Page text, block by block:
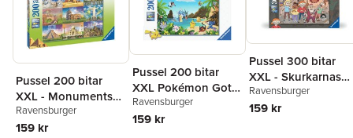
Pussel 200 bitar
XXL - Monuments
Of The World
Ravensburger
159 kr
Pussel 200 bitar
XXL Pokémon Gotta
Catch 'Em All
Ravensburger
159 kr
Pussel 300 bitar
XXL - Skurkarnas
Skurk
Ravensburger
159 kr